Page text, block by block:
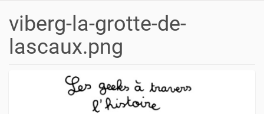
viberg-la-grotte-de-
lascaux.png